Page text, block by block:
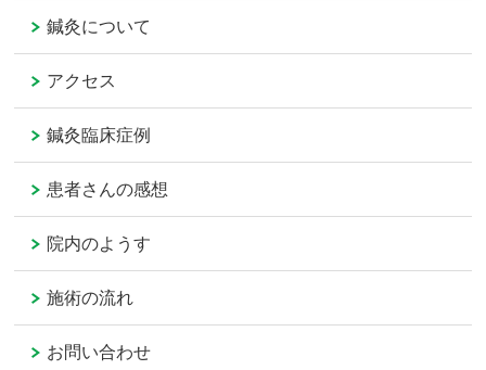
鍼灸について
アクセス
鍼灸臨床症例
患者さんの感想
院内のようす
施術の流れ
お問い合わせ